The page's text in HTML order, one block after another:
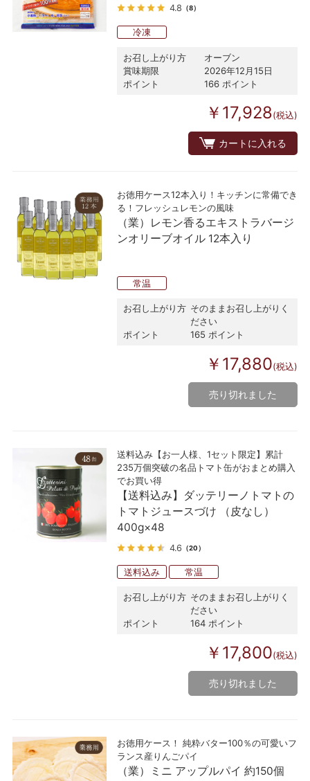
4.8 （8）
冷凍
お召し上がり方
オーブン
賞味期限
2026年12月15日
ポイント
166 ポイント
￥17,928(税込)
カートに入れる
お徳用ケース12本入り！キッチンに常備でき
る！フレッシュレモンの風味
（業）レモン香るエキストラバージ
ンオリーブオイル 12本入り
常温
お召し上がり方 そのままお召し上がりく
ださい
ポイント
165 ポイント
￥17,880(税込)
売り切れました
送料込み【お一人様、1セット限定】累計
235万個突破の名品トマト缶がおまとめ購入
でお買い得
【送料込み】ダッテリーノトマトの
トマトジュースづけ （皮なし）
400g×48
4.6 （20）
送料込み 常温
お召し上がり方 そのままお召し上がりく
ださい
ポイント
164 ポイント
￥17,800(税込)
売り切れました
お徳用ケース！ 純粋バター100％の可愛いフ
ランス産りんごパイ
（業）ミニ アップルパイ 約150個